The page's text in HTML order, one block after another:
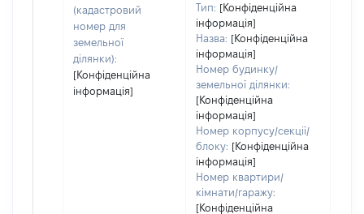
(кадастровий
номер для
земельної
ділянки):
[Конфіденційна
інформація]
Тип: [Конфіденційна
інформація]
Назва: [Конфіденційна
інформація]
Номер будинку/
земельної ділянки:
[Конфіденційна
інформація]
Номер корпусу/секції/
блоку: [Конфіденційна
інформація]
Номер квартири/
кімнати/гаражу:
[Конфіденційна